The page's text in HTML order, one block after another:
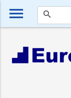
menu search